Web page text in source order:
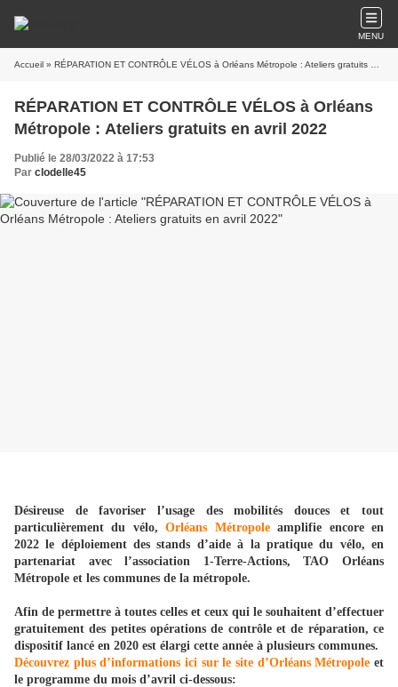
MENU
Accueil » RÉPARATION ET CONTRÔLE VÉLOS à Orléans Métropole : Ateliers gratuits en avril 2022
RÉPARATION ET CONTRÔLE VÉLOS à Orléans
Métropole : Ateliers gratuits en avril 2022
Publié le 28/03/2022 à 17:53
Par clodelle45
Désireuse de favoriser l’usage des mobilités douces et tout
particulièrement du vélo,Orléans Métropoleamplifie encore en
2022 le déploiement des stands d’aide à la pratique du vélo, en
partenariat avec l’association 1-Terre-Actions, TAO Orléans
Métropole et les communes de la métropole.
Afin de permettre à toutes celles et ceux qui le souhaitent d’effectuer
gratuitement des petites opérations de contrôle et de réparation, ce
dispositif lancé en 2020 est élargi cette année à plusieurs communes.
Découvrez plus d’informations ici sur le site d’Orléans Métropole et
le programme du mois d’avril ci-dessous: